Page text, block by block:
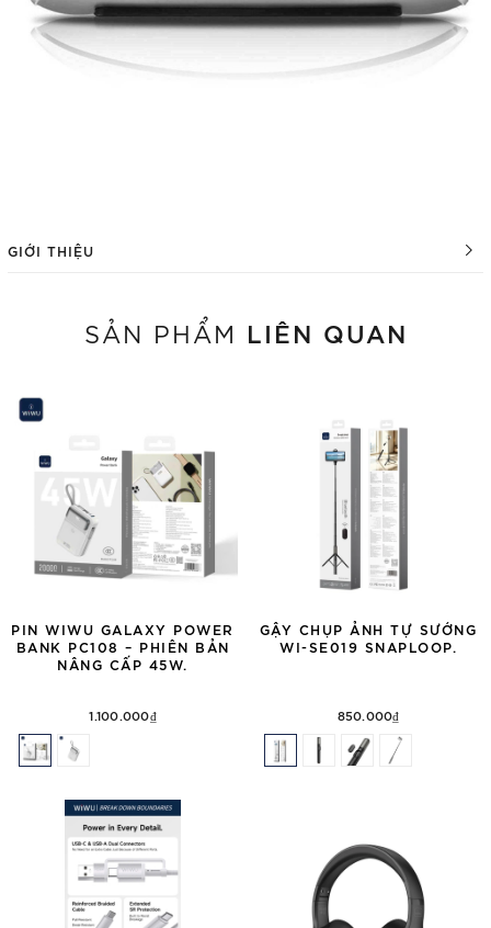
GIỚI THIỆU
SẢN PHẨM LIÊN QUAN
PIN WIWU GALAXY POWER
BANK PC108 – PHIÊN BẢN
NÂNG CẤP 45W.
1.100.000₫
GẬY CHỤP ẢNH TỰ SƯỚNG
WI-SE019 SNAPLOOP.
850.000₫